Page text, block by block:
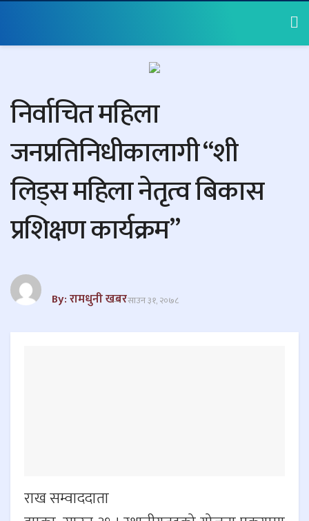
निर्वाचित महिला
जनप्रतिनिधीकालागी “शी
लिड्स महिला नेतृत्व बिकास
प्रशिक्षण कार्यक्रम”
By: रामधुनी खबरसाउन ३१, २०७८
राख सम्वाददाता